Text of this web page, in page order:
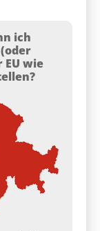
ich
wie